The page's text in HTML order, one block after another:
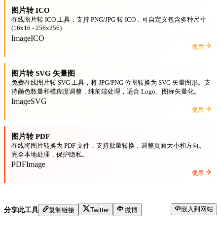
图片转 ICO
在线图片转 ICO 工具，支持 PNG/JPG 转 ICO，可自定义包含多种尺寸
(16x16 - 256x256)
ImageICO
使用
图片转 SVG 矢量图
免费在线图片转 SVG 工具，将 JPG/PNG 位图转换为 SVG 矢量图形。支
持颜色数量和模糊度调整，纯前端处理，适合 Logo、图标矢量化。
ImageSVG
使用
图片转 PDF
在线将图片转换为 PDF 文件，支持批量转换，调整页面大小和方向。
完全本地处理，保护隐私。
PDFImage
使用
分享此工具 复制链接 Twitter 微博 嵌入到网站